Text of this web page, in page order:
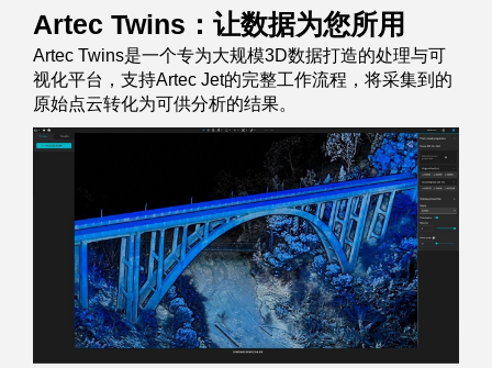
Artec Twins：让数据为您所用
Artec Twins是一个专为大规模3D数据打造的处理与可
视化平台，支持Artec Jet的完整工作流程，将采集到的
原始点云转化为可供分析的结果。